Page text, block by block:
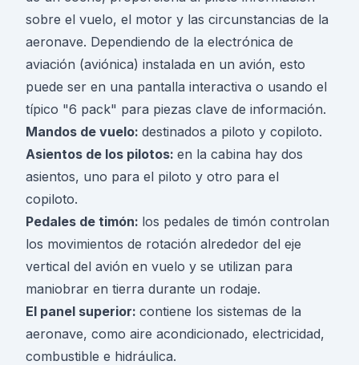
sobre el vuelo, el motor y las circunstancias de la
aeronave. Dependiendo de la electrónica de
aviación (aviónica) instalada en un avión, esto
puede ser en una pantalla interactiva o usando el
típico "6 pack" para piezas clave de información.
Mandos de vuelo: destinados a piloto y copiloto.
Asientos de los pilotos: en la cabina hay dos
asientos, uno para el piloto y otro para el
copiloto.
Pedales de timón: los pedales de timón controlan
los movimientos de rotación alrededor del eje
vertical del avión en vuelo y se utilizan para
maniobrar en tierra durante un rodaje.
El panel superior: contiene los sistemas de la
aeronave, como aire acondicionado, electricidad,
combustible e hidráulica.